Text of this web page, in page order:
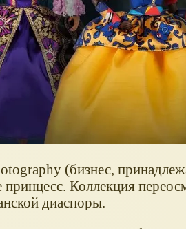
(бизнес,
принцесс. Коллекция
диаспоры.